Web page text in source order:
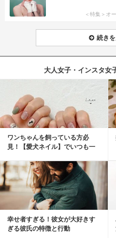
＜特集＞オ
続き
大人女子・インスタ女
ワンちゃんを飼っている方必
見！【愛犬ネイル】でいつも一
幸せ者すぎる！彼女が大好きす
ぎる彼氏の特徴と行動